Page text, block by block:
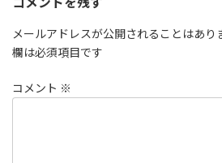
メールアドレスが公開されることはあり
欄は必須項目です
コメント ※